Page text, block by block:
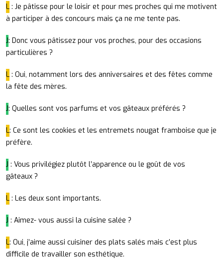
L : Je pâtisse pour le loisir et pour mes proches qui me motivent
à participer à des concours mais ça ne me tente pas.
J: Donc vous pâtissez pour vos proches, pour des occasions
particulières ?
L : Oui, notamment lors des anniversaires et des fêtes comme
la fête des mères.
J: Quelles sont vos parfums et vos gâteaux préférés ?
L: Ce sont les cookies et les entremets nougat framboise que je
préfère.
J : Vous privilégiez plutôt l’apparence ou le goût de vos
gâteaux ?
L : Les deux sont importants.
J : Aimez- vous aussi la cuisine salée ?
L: Oui, j’aime aussi cuisiner des plats salés mais c’est plus
difficile de travailler son esthétique.